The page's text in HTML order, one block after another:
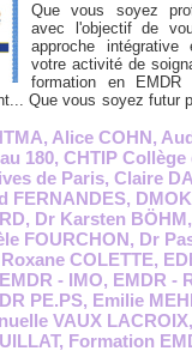
Que vous soyez
avec l'objectif de
approche intégrative
votre activité de
formation en EMDR
Que vous soyez futur
, Alice COHN,
180, CHTIP
de Paris, Claire
FERNANDES,
, Dr Karsten BÖHM,
FOURCHON, Dr
COLETTE,
EMDR - IMO, EMDR -
PE.PS, Emilie
VAUX LACROIX,
, Formation